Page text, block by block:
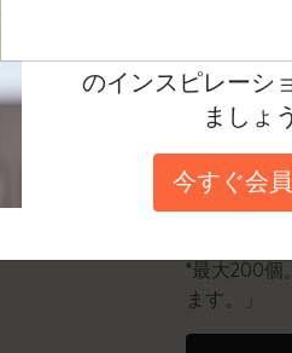
エジャーナル
レクション
ナー
キン のコレク
フト
数量が1
「6,500円
*最大200個
ます。」
のインスピレーシ
ましょ
今すぐ会